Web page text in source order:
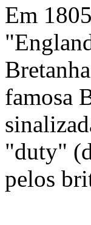
Em
famosa
"duty"
pelos